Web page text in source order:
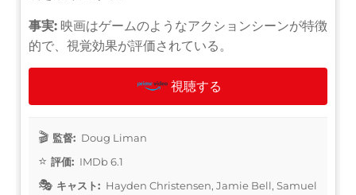
事実: 映画はゲームのようなアクションシーンが特徴
的で、視覚効果が評価されている。
視聴する
監督: Doug Liman
評価: IMDb 6.1
キャスト: Hayden Christensen, Jamie Bell, Samuel